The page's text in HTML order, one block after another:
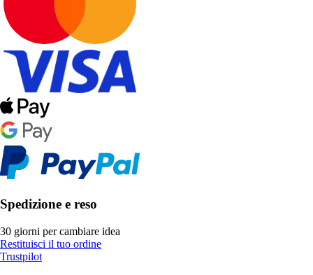
Spedizione e reso
30 giorni per cambiare idea
Restituisci il tuo ordine
Trustpilot